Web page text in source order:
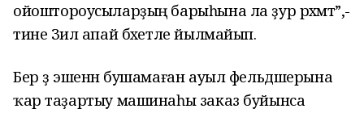
ойоштороусыларҙың барыһына ла ҙур рәхмәт”,-
тине Зилә апай бәхетле йылмайып.
Бер ҙә эшенән бушамаған ауыл фельдшерына
ҡар таҙартыу машинаһы заказ буйынса